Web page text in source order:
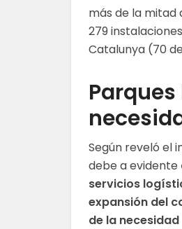
más de la mitad
279
Catalunya (70
Según reveló el
debe a evidente
servicios
expansión del
de la